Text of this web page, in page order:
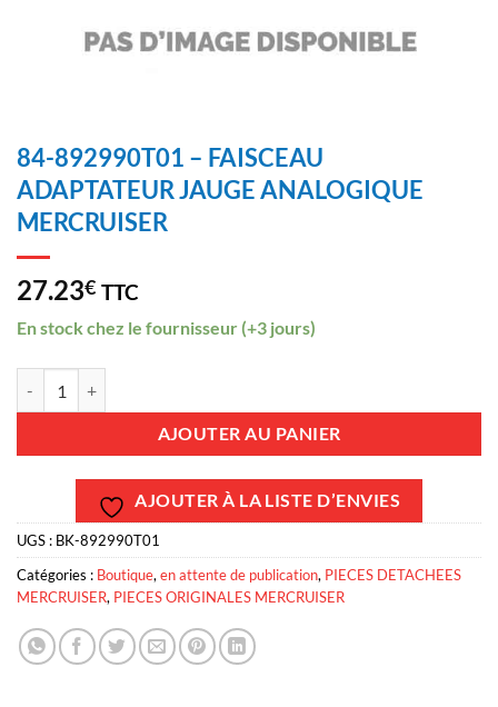
84-892990T01 – FAISCEAU
ADAPTATEUR JAUGE ANALOGIQUE
MERCRUISER
27.23€ TTC
En stock chez le fournisseur (+3 jours)
AJOUTER AU PANIER
AJOUTER À LA LISTE D’ENVIES
UGS : BK-892990T01
Catégories : Boutique,en attente de publication, PIECES DETACHEES
MERCRUISER, PIECES ORIGINALES MERCRUISER